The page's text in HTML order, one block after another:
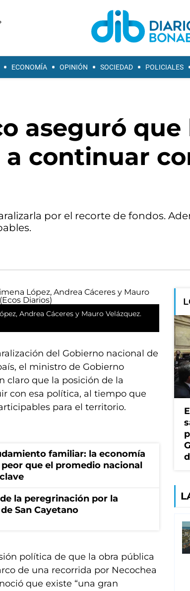
ECONOMÍA OPINIÓN SOCIEDAD POLICIALES
aseguró que
a continuar
por el recorte de fondos.
Andrea Cáceres y Mauro Velázquez.
del Gobierno nacional de
el ministro de Gobierno
claro que la posición de la
con esa política, al tiempo que
para el territorio.
familiar: la economía
que el promedio nacional
la peregrinación por la
San Cayetano
política de que la obra pública
de una recorrida por Necochea
que existe “una gran